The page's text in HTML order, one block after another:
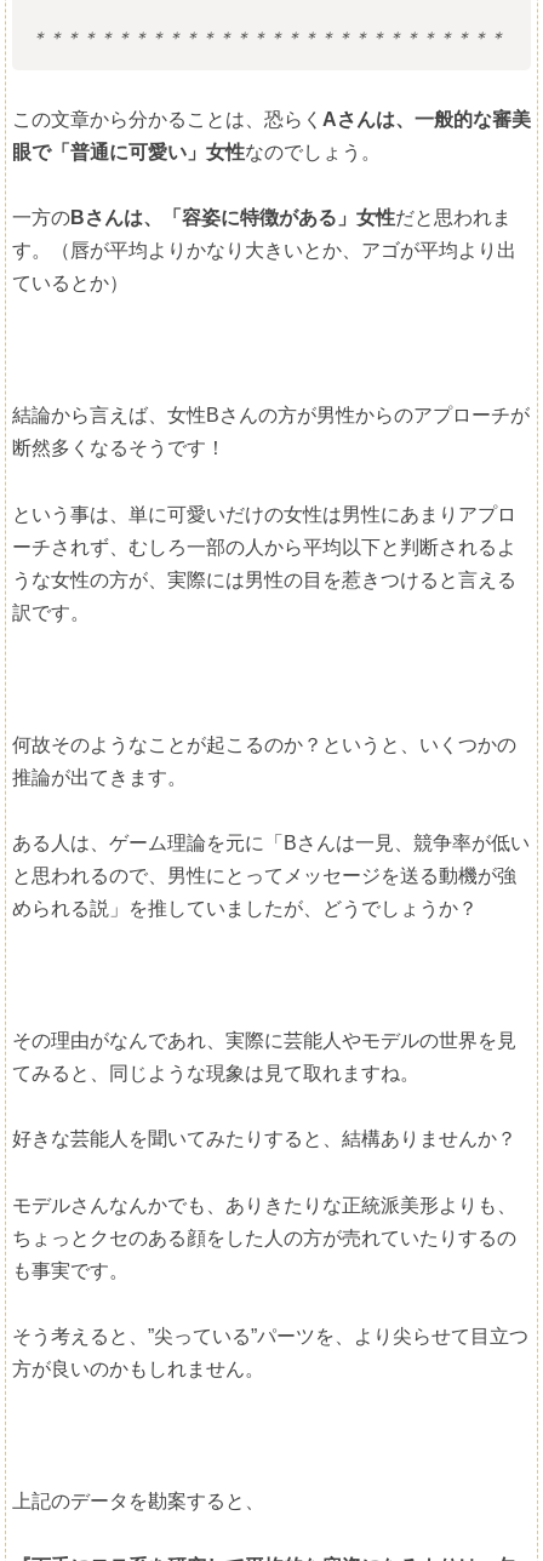
＊＊＊＊＊＊＊＊＊＊＊＊＊＊＊＊＊＊＊＊＊＊＊＊＊＊＊＊
この文章から分かることは、恐らく Aさんは、一般的な審美
眼で「普通に可愛い」女性なのでしょう。
一方のBさんは、「容姿に特徴がある」女性だと思われま
す。（唇が平均よりかなり大きいとか、アゴが平均より出
ているとか）
結論から言えば、女性Bさんの方が男性からのアプローチが
断然多くなるそうです！
という事は、単に可愛いだけの女性は男性にあまりアプロ
ーチされず、むしろ一部の人から平均以下と判断されるよ
うな女性の方が、実際には男性の目を惹きつけると言える
訳です。
何故そのようなことが起こるのか？というと、いくつかの
推論が出てきます。
ある人は、ゲーム理論を元に「Bさんは一見、競争率が低い
と思われるので、男性にとってメッセージを送る動機が強
められる説」を推していましたが、どうでしょうか？
その理由がなんであれ、実際に芸能人やモデルの世界を見
てみると、同じような現象は見て取れますね。
好きな芸能人を聞いてみたりすると、結構ありませんか？
モデルさんなんかでも、ありきたりな正統派美形よりも、
ちょっとクセのある顔をした人の方が売れていたりするの
も事実です。
そう考えると、”尖っている”パーツを、より尖らせて目立つ
方が良いのかもしれません。
上記のデータを勘案すると、